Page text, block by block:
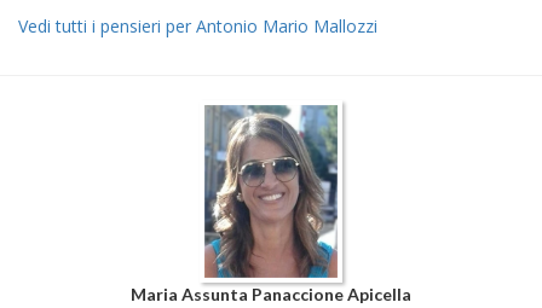
Vedi tutti i pensieri per Antonio Mario Mallozzi
Maria Assunta Panaccione Apicella